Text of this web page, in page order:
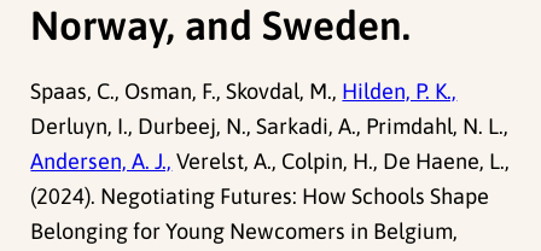
Norway, and Sweden.
Spaas, C., Osman, F., Skovdal, M., Hilden, P. K.,
Derluyn, I., Durbeej, N., Sarkadi, A., Primdahl, N. L.,
Andersen, A. J., Verelst, A., Colpin, H., De Haene, L.,
(2024). Negotiating Futures: How Schools Shape
Belonging for Young Newcomers in Belgium,